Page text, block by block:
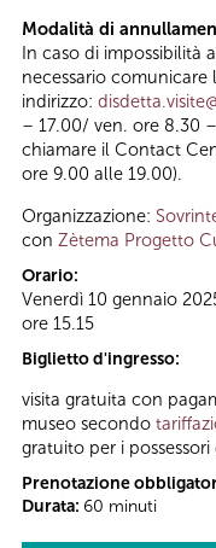
Modalità di
In caso di impossibilità
necessario
indirizzo:
– 17.00/ ven. ore 8.30
chiamare il Contact
ore 9.00 alle 19.00).
Organizzazione:
con Zètema Progetto
Orario:
Venerdì 10 gennaio
ore 15.15
Biglietto d'ingresso:
visita gratuita con
museo secondo
gratuito per i possessori
Prenotazione
Durata: 60 minuti